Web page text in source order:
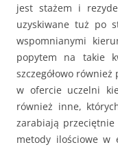
jest stażem i
uzyskiwane tuż po
wspomnianymi
popytem na takie
szczegółowo
w ofercie uczelni
również inne,
zarabiają przeciętnie
metody ilościowe w